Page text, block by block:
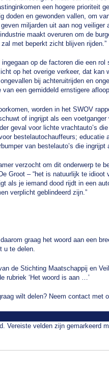
een hogere prioriteit
doden en gewonden vallen, om
miljarden uit aan nog veiliger
maakt overuren om de
met beperkt zicht blijven rijden.”
op de factoren die een
op het overige verkeer, dat kan
bij achteruitrijden en
een gemiddeld ernstigere
worden in het SWOV
of ingrijpt als een
geval voor lichte vrachtauto’s
bestelautochauffeurs; educatie
van bestelauto’s die
verzocht om dit onderwerp te
Groot – “het is natuurlijk te idioot
als je iemand dood rijdt in een
verplicht geblindeerd zijn.”
graag het woord aan een
u te delen.
de Stichting Maatschappij en
rubriek ‘Het woord is aan …’
wilt delen? Neem contact met
Vereiste velden zijn gemarkeerd